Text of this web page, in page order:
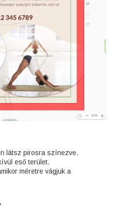
látsz pirosra színezve.
eső terület.
méretre vágjuk a